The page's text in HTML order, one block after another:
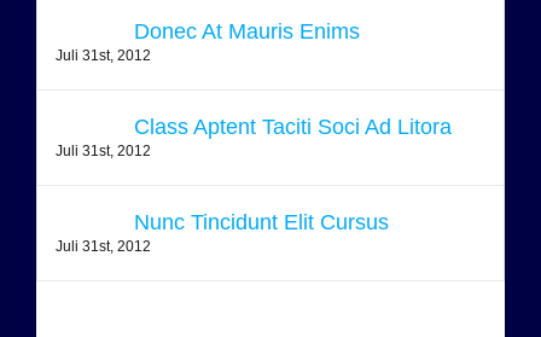
Donec At Mauris Enims
Juli 31st, 2012
Class Aptent Taciti Soci Ad Litora
Juli 31st, 2012
Nunc Tincidunt Elit Cursus
Juli 31st, 2012